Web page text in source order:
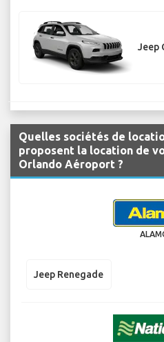
Jeep
Quelles sociétés de
proposent la location de
Orlando Aéroport ?
Jeep Renegade